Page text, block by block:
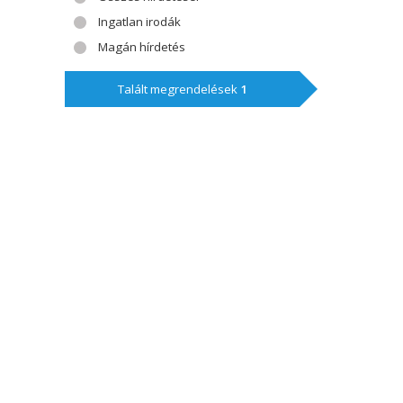
Ingatlan irodák
Magán hírdetés
Talált megrendelések 1